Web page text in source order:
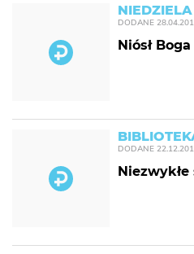
NIEDZIELA
DODANE
Niósł
DODANE